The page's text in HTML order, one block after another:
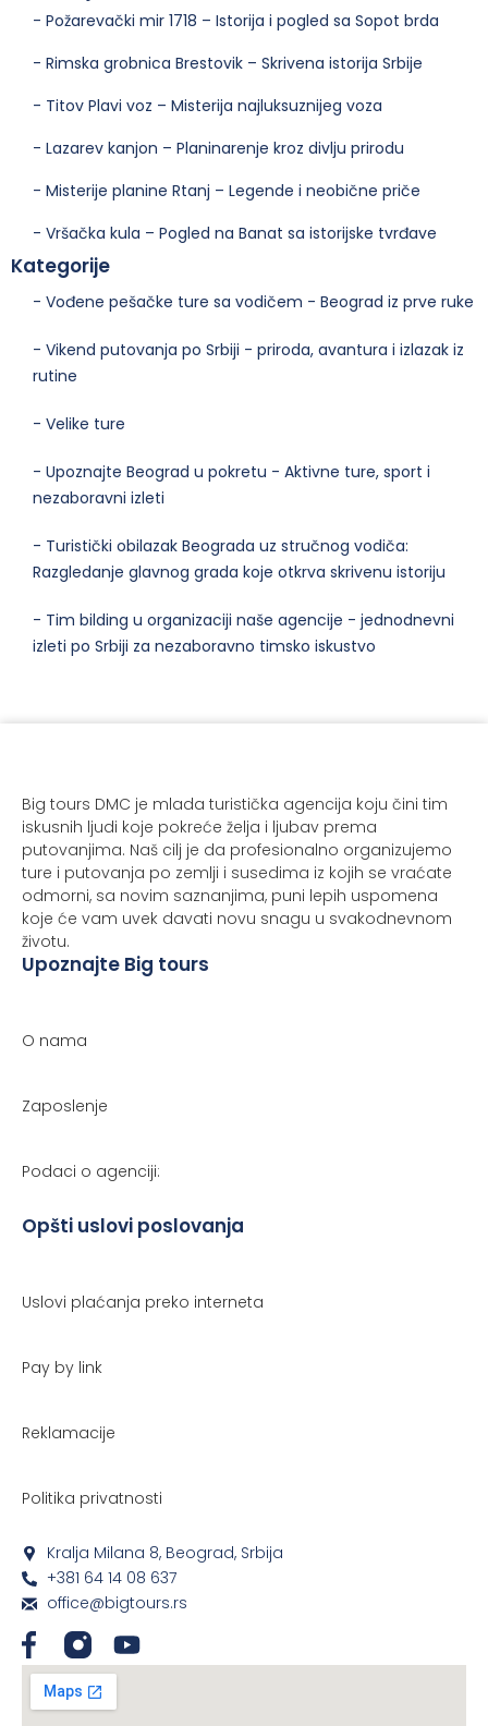
- Požarevački mir 1718 – Istorija i pogled sa Sopot brda
- Rimska grobnica Brestovik – Skrivena istorija Srbije
- Titov Plavi voz – Misterija najluksuznijeg voza
- Lazarev kanjon – Planinarenje kroz divlju prirodu
- Misterije planine Rtanj – Legende i neobične priče
- Vršačka kula – Pogled na Banat sa istorijske tvrđave
Kategorije
- Vođene pešačke ture sa vodičem - Beograd iz prve ruke
- Vikend putovanja po Srbiji - priroda, avantura i izlazak iz
rutine
- Velike ture
- Upoznajte Beograd u pokretu - Aktivne ture, sport i
nezaboravni izleti
- Turistički obilazak Beograda uz stručnog vodiča:
Razgledanje glavnog grada koje otkrva skrivenu istoriju
- Tim bilding u organizaciji naše agencije - jednodnevni
izleti po Srbiji za nezaboravno timsko iskustvo
Big tours DMC je mlada turistička agencija koju čini tim
iskusnih ljudi koje pokreće želja i ljubav prema
putovanjima. Naš cilj je da profesionalno organizujemo
ture i putovanja po zemlji i susedima iz kojih se vraćate
odmorni, sa novim saznanjima, puni lepih uspomena
koje će vam uvek davati novu snagu u svakodnevnom
životu.
Upoznajte Big tours
O nama
Zaposlenje
Podaci o agenciji:
Opšti uslovi poslovanja
Uslovi plaćanja preko interneta
Pay by link
Reklamacije
Politika privatnosti
Kralja Milana 8, Beograd, Srbija
+381 64 14 08 637
office@bigtours.rs